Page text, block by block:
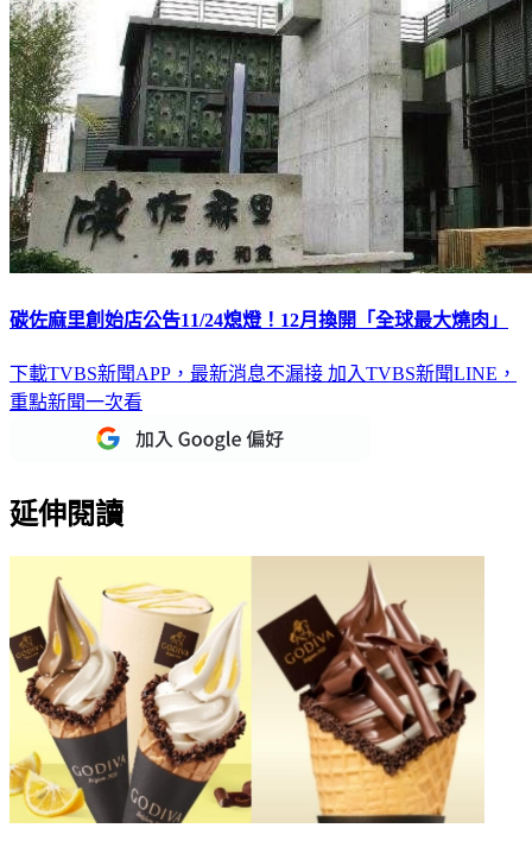
碳佐麻里創始店公告11/24熄燈！12月換開「全球最大燒肉」
下載TVBS新聞APP，最新消息不漏接 加入TVBS新聞LINE，
重點新聞一次看
延伸閱讀